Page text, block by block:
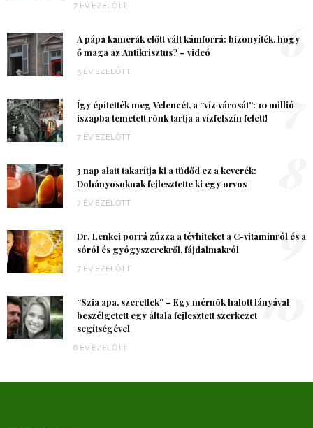
7 ÉV EZELŐTT
A pápa kamerák előtt vált kámforrá: bizonyíték, hogy
ő maga az Antikrisztus? – videó
5 ÉV EZELŐTT
6
Így építették meg Velencét, a “víz városát”: 10 millió
iszapba temetett rönk tartja a vízfelszín felett!
7 ÉV EZELŐTT
7
3 nap alatt takarítja ki a tüdőd ez a keverék:
Dohányosoknak fejlesztette ki egy orvos
7 ÉV EZELŐTT
Dr. Lenkei porrá zúzza a tévhiteket a C-vitaminról és a
sóról és gyógyszerekről, fájdalmakról
7 ÉV EZELŐTT
9
“Szia apa, szeretlek” – Egy mérnök halott lányával
beszélgetett egy általa fejlesztett szerkezet
segítségével
6 ÉV EZELŐTT
10